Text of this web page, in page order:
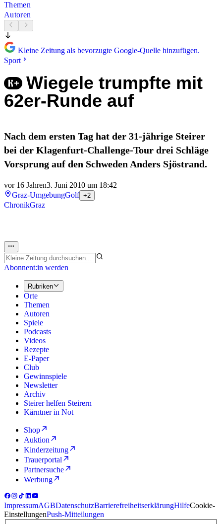
Themen
Autoren
Kleine Zeitung als bevorzugte Google-Quelle hinzufügen.
Sport
Wiegele trumpfte mit
62er-Runde auf
Nach dem ersten Tag hat der 31-jährige Steirer
bei der Klagenfurt-Challenge-Tour drei Schläge
Vorsprung auf den Schweden Anders Sjöstrand.
vor 16 Jahren3. Juni 2010 um 18:42
Graz-UmgebungGolf +2
ChronikGraz
Abonnent:in werden
Rubriken
Orte
Themen
Autoren
Spiele
Podcasts
Videos
Rezepte
E-Paper
Club
Gewinnspiele
Newsletter
Archiv
Steirer helfen Steirern
Kärntner in Not
Shop
Auktion
Kinderzeitung
Trauerportal
Partnersuche
Werbung
ImpressumAGBDatenschutzBarrierefreiheitserklärungHilfeCookie-
EinstellungenPush-Mitteilungen